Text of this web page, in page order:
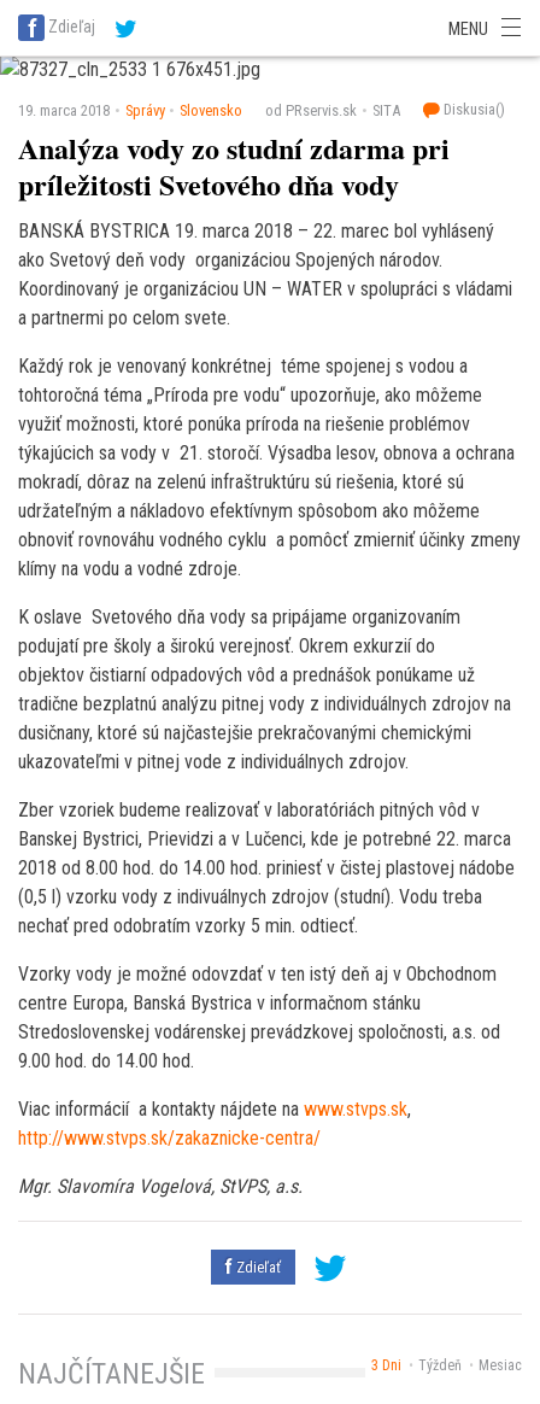
SITA Energetika
SITA Potravinárstvo
Zdieľaj MENU
19. marca 2018 Správy Slovensko od PRservis.sk SITA Diskusia()
Analýza vody zo studní zdarma pri
príležitosti Svetového dňa vody
BANSKÁ BYSTRICA 19. marca 2018 – 22. marec bol vyhlásený
ako Svetový deň vody organizáciou Spojených národov.
Koordinovaný je organizáciou UN – WATER v spolupráci s vládami
a partnermi po celom svete.
Každý rok je venovaný konkrétnej téme spojenej s vodou a
tohtoročná téma „Príroda pre vodu“ upozorňuje, ako môžeme
využiť možnosti, ktoré ponúka príroda na riešenie problémov
týkajúcich sa vody v 21. storočí. Výsadba lesov, obnova a ochrana
mokradí, dôraz na zelenú infraštruktúru sú riešenia, ktoré sú
udržateľným a nákladovo efektívnym spôsobom ako môžeme
obnoviť rovnováhu vodného cyklu a pomôcť zmierniť účinky zmeny
klímy na vodu a vodné zdroje.
K oslave Svetového dňa vody sa pripájame organizovaním
podujatí pre školy a širokú verejnosť. Okrem exkurzií do
objektov čistiarní odpadových vôd a prednášok ponúkame už
tradične bezplatnú analýzu pitnej vody z individuálnych zdrojov na
dusičnany, ktoré sú najčastejšie prekračovanými chemickými
ukazovateľmi v pitnej vode z individuálnych zdrojov.
Zber vzoriek budeme realizovať v laboratóriách pitných vôd v
Banskej Bystrici, Prievidzi a v Lučenci, kde je potrebné 22. marca
2018 od 8.00 hod. do 14.00 hod. priniesť v čistej plastovej nádobe
(0,5 l) vzorku vody z indivuálnych zdrojov (studní). Vodu treba
nechať pred odobratím vzorky 5 min. odtiecť.
Vzorky vody je možné odovzdať v ten istý deň aj v Obchodnom
centre Europa, Banská Bystrica v informačnom stánku
Stredoslovenskej vodárenskej prevádzkovej spoločnosti, a.s. od
9.00 hod. do 14.00 hod.
Viac informácií a kontakty nájdete na www.stvps.sk,
http://www.stvps.sk/zakaznicke-centra/
Mgr. Slavomíra Vogelová, StVPS, a.s.
Zdieľať
3 Dni Týždeň Mesiac
NAJČÍTANEJŠIE